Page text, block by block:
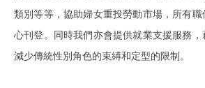
類別等等，協助婦女重投勞動市場，所有
心刊登。同時我們亦會提供就業支援服務
減少傳統性別角色的束縛和定型的限制。